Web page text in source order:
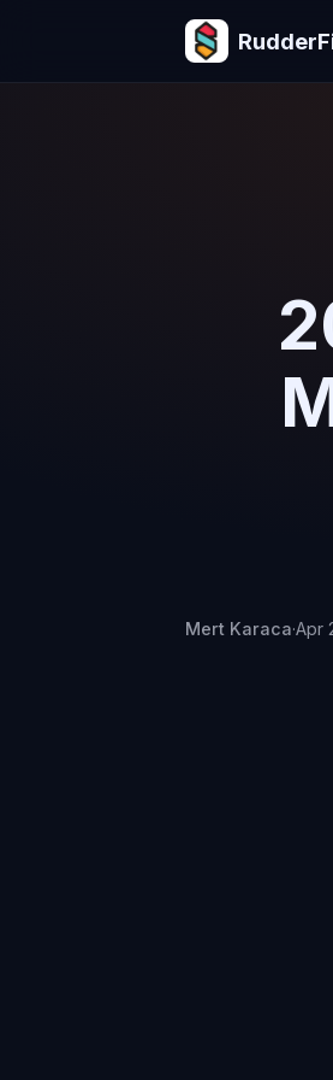
Mert Karaca·Apr